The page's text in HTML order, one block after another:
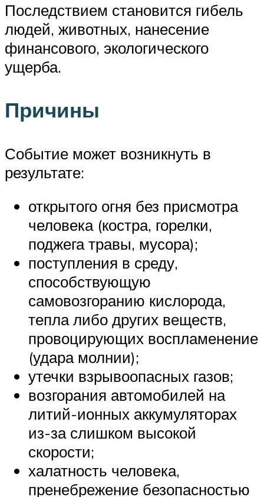
Последствием становится гибель
людей, животных, нанесение
финансового, экологического
ущерба.
Причины
Событие может возникнуть в
результате:
открытого огня без присмотра
человека (костра, горелки,
поджега травы, мусора);
поступления в среду,
способствующую
самовозгоранию кислорода,
тепла либо других веществ,
провоцирующих воспламенение
(удара молнии);
утечки взрывоопасных газов;
возгорания автомобилей на
литий-ионных аккумуляторах
из-за слишком высокой
скорости;
халатность человека,
пренебрежение безопасностью